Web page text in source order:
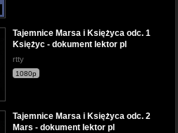
Tajemnice Marsa i Księżyca odc. 1
Księżyc - dokument lektor pl
rtty
1080p
Tajemnice Marsa i Księżyca odc. 2
Mars - dokument lektor pl